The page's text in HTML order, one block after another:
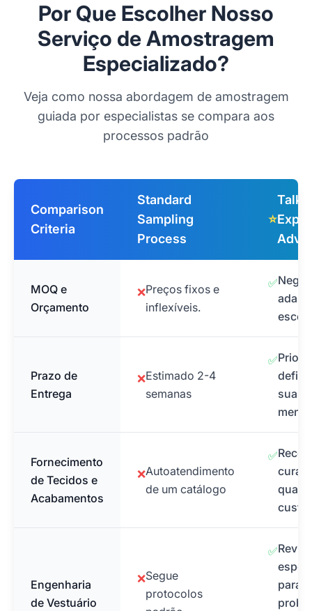
Por Que Escolher Nosso
Serviço de Amostragem
Especializado?
Veja como nossa abordagem de amostragem
guiada por especialistas se compara aos
processos padrão
Comparison
Criteria
Standard
Sampling
Process
⭐
Talk
MOQ e
Orçamento
❌Preços fixos e
inflexíveis.
✅
Prazo de
Entrega
❌Estimado 2-4
semanas
✅
suas
Fornecimento
de Tecidos e
Acabamentos
❌Autoatendimento
de um catálogo
✅
custo.
Engenharia
de Vestuário
❌Segue
protocolos
✅
para